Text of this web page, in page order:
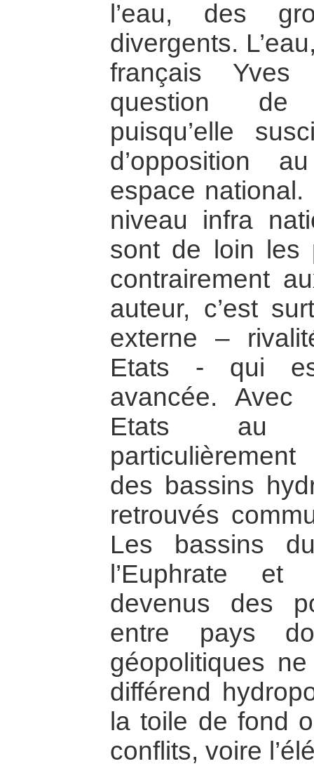
l’eau, des
divergents.
français
question de
puisqu’elle
d’opposition
espace national.
niveau infra
sont de loin les
contrairement
auteur, c’est
externe –
Etats - qui
avancée. Avec
Etats au
des bassins
retrouvés
Les bassins
l’Euphrate
devenus des
entre pays
géopolitiques
différend
la toile de fond
conflits, voire